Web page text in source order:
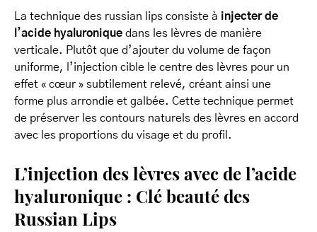
La technique des russian lips consiste à injecter de
l’acide hyaluronique dans les lèvres de manière
verticale. Plutôt que d’ajouter du volume de façon
uniforme, l’injection cible le centre des lèvres pour un
effet « cœur » subtilement relevé, créant ainsi une
forme plus arrondie et galbée. Cette technique permet
de préserver les contours naturels des lèvres en accord
avec les proportions du visage et du profil.
L’injection des lèvres avec de l’acide
hyaluronique : Clé beauté des
Russian Lips